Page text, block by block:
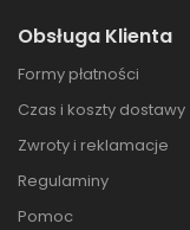
Obsługa Klienta
Formy płatności
Czas i koszty dostawy
Zwroty i reklamacje
Regulaminy
Pomoc